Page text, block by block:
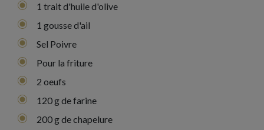
1 trait d'huile d'olive
1 gousse d'ail
Sel Poivre
Pour la friture
2 oeufs
120 g de farine
200 g de chapelure